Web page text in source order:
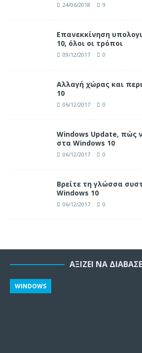
24/06/2018 9
Επανεκκίνηση
10, όλοι οι τρόποι
09/12/2017 0
Αλλαγή χώρας και
10
06/12/2017 0
Windows Update, πώς
στα Windows 10
06/12/2017 0
Βρείτε τη γλώσσα
Windows 10
06/12/2017 0
ΑΞΊΖΕΙ ΝΑ
WINDOWS